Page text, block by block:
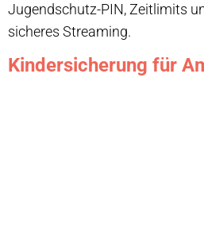
Jugendschutz-PIN, Zeitlimits
sicheres Streaming.
Kindersicherung für